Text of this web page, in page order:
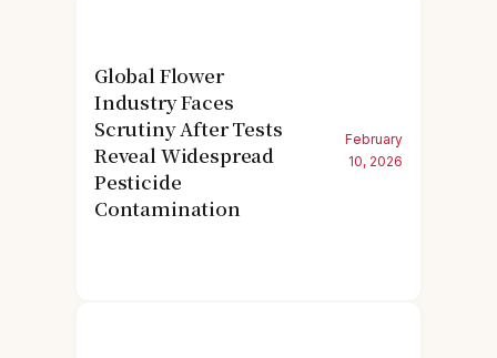
Global Flower
Industry Faces
Scrutiny After Tests
Reveal Widespread
Pesticide
Contamination
February
10, 2026